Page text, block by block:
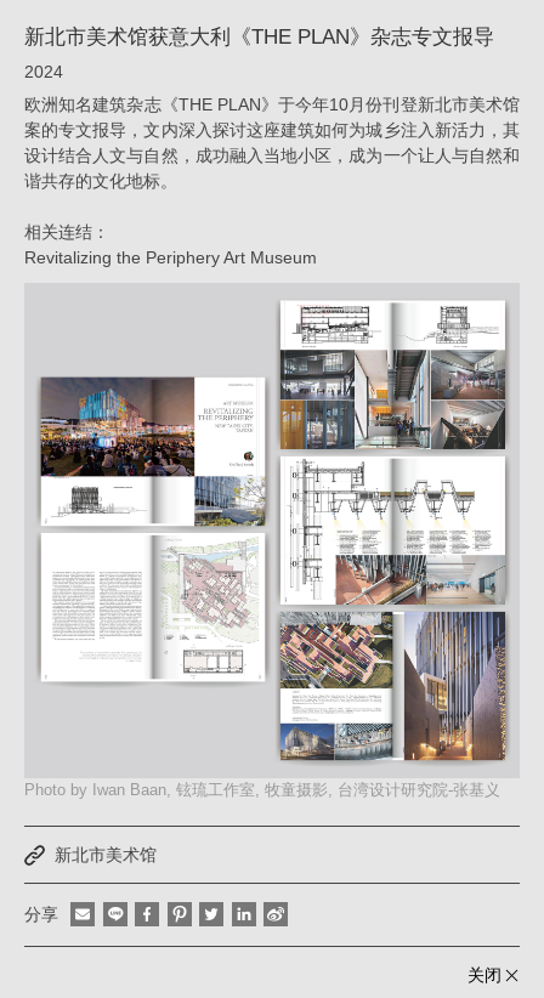
报
导
_
消
仁
喜
｜
大
元
建
筑
工
场
新北市美术馆获意大利《THE PLAN》杂志专文报导
2024
欧洲知名建筑杂志《THE PLAN》于今年10月份刊登新北市美术馆
案的专文报导，文内深入探讨这座建筑如何为城乡注入新活力，其
设计结合人文与自然，成功融入当地小区，成为一个让人与自然和
谐共存的文化地标。
相关连结：
Revitalizing the Periphery Art Museum
Photo by Iwan Baan, 铉琉工作室, 牧童摄影, 台湾设计研究院-张基义
新北市美术馆
分享
关闭